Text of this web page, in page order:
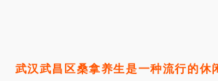
武汉武昌区桑拿养生是一种流行的休